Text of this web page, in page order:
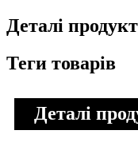
Деталі
Теги товарів
Деталі